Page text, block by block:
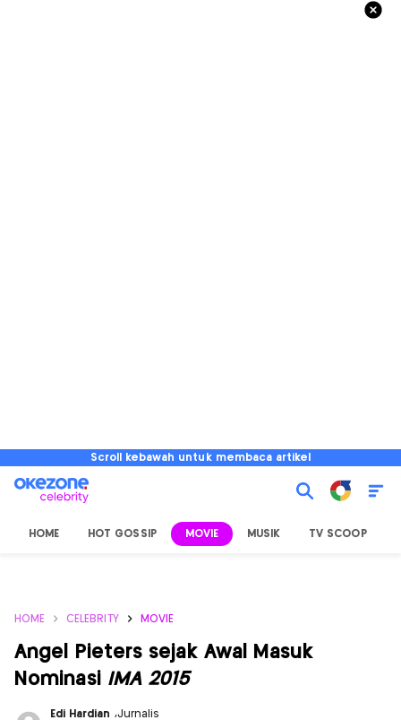
Scroll kebawah untuk membaca artikel
HOME HOT GOSSIP MOVIE MUSIK TV SCOOP
HOME CELEBRITY MOVIE
Angel Pieters sejak Awal Masuk
Nominasi IMA 2015
Edi Hardian ,Jurnalis